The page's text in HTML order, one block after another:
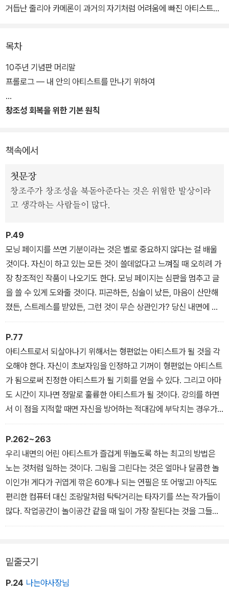
거듭난 줄리아 카메론이 과거의 자기처럼 어려움에 빠진 아티스트들
창조성 회복을 위해 카메론이 특히 강조하는 실천도구는 모닝 페이지
와 아티스트 데이트이다. ‘모닝 페이지’란 매일 아침 눈을 뜨자마자 머
통해 내면의 솔직한 목소리에 귀를 기울이게 된다. ‘아티스트 데이
연예인·가정주부·변호사·비즈니스맨·학생에 이르기까지 다양한 직업
의 사람들이 창조적 활동을 일상적으로 수행할 수 있게 되었다. 이 책
의 12주 과정은 수많은 기업과 단체에서 자기계발 프로그램으로 채택
기도 했다.
목차
10주년 기념판 머리말
프롤로그 ― 내 안의 아티스트를 만나기 위하여
창조성 회복을 위한 기본 원칙
책속에서
첫문장
창조주가 창조성을 북돋아준다는 것은 위험한 발상이라
고 생각하는 사람들이 많다.
P.49
모닝 페이지를 쓰면 기분이라는 것은 별로 중요하지 않다는 걸 배울
것이다. 자신이 하고 있는 모든 것이 쓸데없다고 느껴질 때 오히려 가
장 창조적인 작품이 나오기도 한다. 모닝 페이지는 심판을 멈추고 글
을 쓸 수 있게 도와줄 것이다. 피곤하든, 심술이 났든, 마음이 산만해
졌든, 스트레스를 받았든, 그런 것이 무슨 상관인가? 당신 내면에 있
는 아티스트는 아직 어린아이이고 더 키워져야 한다. 모닝 페이지가
당신의 어린 아티스트를 키워줄 것이다. 그러니 매일 모닝 페이지를
쓰는 걸 잊지 말자. 무엇이든 생각나는 것을 세 쪽에 걸쳐 쓴다. 쓸 것
이 아무것도 생각나지 않는다면 “쓸 만한 말이 아무것도 떠오르지 않
는다……”라고 쓴다. 세 쪽을 채울 때까지 이 말을 쓴다. 세 쪽을 가득
채울 때까지 무슨 말이든 쓰는 것이다.
P.77
아티스트로서 되살아나기 위해서는 형편없는 아티스트가 될 것을 각
오해야 한다. 자신이 초보자임을 인정하고 기꺼이 형편없는 아티스트
가 됨으로써 진정한 아티스트가 될 기회를 얻을 수 있다. 그리고 아마
도 시간이 지나면 정말로 훌륭한 아티스트가 될 것이다. 강의를 하면
서 이 점을 지적할 때면 자신을 방어하는 적대감에 부닥치는 경우가
많다.
“하지만 피아노를 잘 치게 될 때쯤에는(또는 연기를 잘하고, 그림을
잘 그리고, 멋진 소설을 쓸 때쯤에는) 제가 몇 살이 되는지 아세요?”
맞는 말이다. 하지만 그런 노력을 하지 않아도 그 나이가 되는 것은 마
찬가지이다. 그러니 이제 시작해보자.
P.262~263
우리 내면의 어린 아티스트가 즐겁게 뛰놀도록 하는 최고의 방법은
노는 것처럼 일하는 것이다. 그림을 그린다는 것은 얼마나 달콤한 놀
이인가! 게다가 귀엽게 깎은 60개나 되는 연필은 또 어떻고! 아직도
편리한 컴퓨터 대신 조랑말처럼 탁탁거리는 타자기를 쓰는 작가들이
많다. 작업공간이 놀이공간 같을 때 일이 가장 잘된다는 것을 그들은
알고 있기 때문이다. 작업공간을 놀이공간으로 바꾸는 방법은 간단하
티스트의 방이 엄숙함이 감도는 수도승의 방과 같을 것이라고 생각한
다면 대단한 착각이다. 오히려 조금 짓궂게 말하자면 신들린 무당집
밑줄긋기
P.24 나는야사장님